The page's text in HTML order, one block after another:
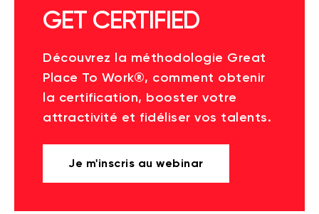
GET CERTIFIED
Découvrez la méthodologie Great
Place To Work®, comment obtenir
la certification, booster votre
attractivité et fidéliser vos talents.
Je m'inscris au webinar